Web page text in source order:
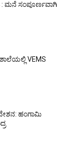
: ಮನೆ ಸಂಪೂರ್ಣವಾಗಿ
VEMS
ಹಂಗಾಮಿ